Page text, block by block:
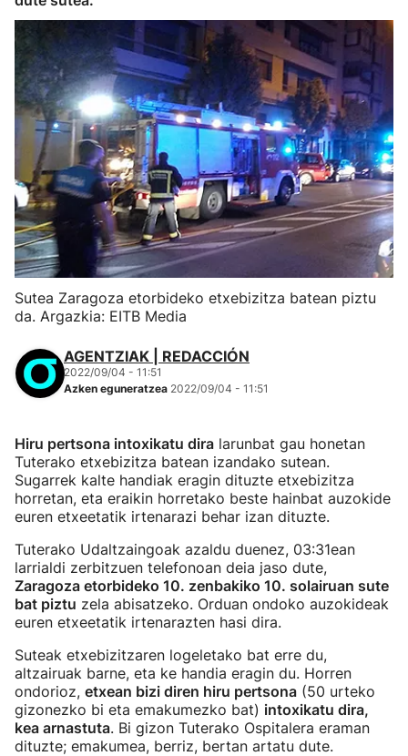
Sutea Zaragoza etorbideko etxebizitza batean piztu
da. Argazkia: EITB Media
AGENTZIAK | REDACCIÓN
2022/09/04 - 11:51
Azken eguneratzea 2022/09/04 - 11:51
Hiru pertsona intoxikatu dira larunbat gau honetan
Tuterako etxebizitza batean izandako sutean.
Sugarrek kalte handiak eragin dituzte etxebizitza
horretan, eta eraikin horretako beste hainbat auzokide
euren etxeetatik irtenarazi behar izan dituzte.
Tuterako Udaltzaingoak azaldu duenez, 03:31ean
larrialdi zerbitzuen telefonoan deia jaso dute,
Zaragoza etorbideko 10. zenbakiko 10. solairuan sute
bat piztu zela abisatzeko. Orduan ondoko auzokideak
euren etxeetatik irtenarazten hasi dira.
Suteak etxebizitzaren logeletako bat erre du,
altzairuak barne, eta ke handia eragin du. Horren
ondorioz, etxean bizi diren hiru pertsona (50 urteko
gizonezko bi eta emakumezko bat) intoxikatu dira,
kea arnastuta. Bi gizon Tuterako Ospitalera eraman
dituzte; emakumea, berriz, bertan artatu dute.